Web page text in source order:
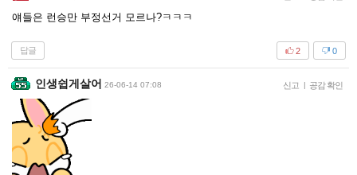
얘들은 런승만 부정선거 모르나?ㅋㅋㅋ
답글 0
2
인생쉽게살어 26-06-14 07:08 신고 공감 확인